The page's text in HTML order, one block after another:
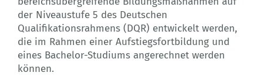
der Niveaustufe 5 des Deutschen
Qualifikationsrahmens (DQR) entwickelt werden,
die im Rahmen einer Aufstiegsfortbildung und
eines Bachelor-Studiums angerechnet werden
können.